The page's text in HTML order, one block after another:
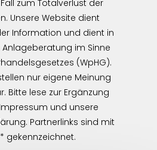
zum Totalverlust der
Unsere Website dient
Information und dient in
Anlageberatung im Sinne
(WpHG).
nur eigene Meinung
Bitte lese zur Ergänzung
und unsere
Partnerlinks sind mit
gekennzeichnet.